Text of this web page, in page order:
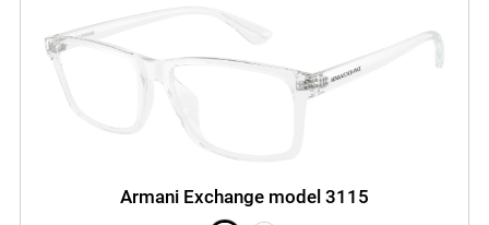
Armani Exchange model 3115